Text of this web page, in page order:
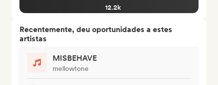
12.2k
Recentemente, deu oportunidades a estes
artistas
MISBEHAVE
mellowtone